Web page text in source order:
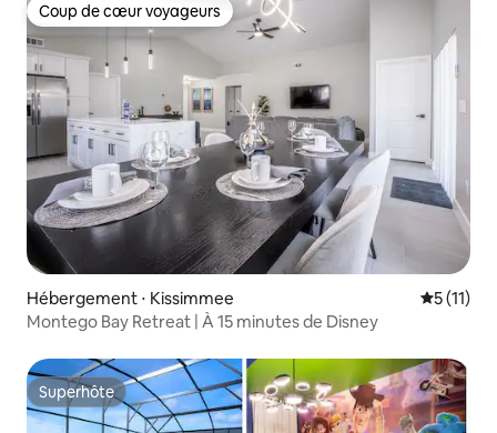
Coup de cœur voyageurs
Coup de cœur voyageurs
Hébergement ⋅ Kissimmee
5 (11)
Montego Bay Retreat | À 15 minutes de Disney
Superhôte
Superhôte